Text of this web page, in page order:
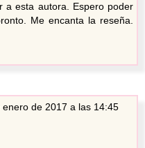
a esta autora. Espero poder
Me encanta la reseña.
enero de 2017 a las 14:45